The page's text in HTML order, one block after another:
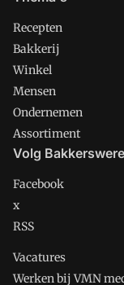
Recepten
Bakkerij
Winkel
Mensen
Ondernemen
Assortiment
Volg
Facebook
x
RSS
Vacatures
Werken bij VMN